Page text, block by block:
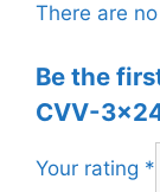
There are
Be the
CVV-
Your rating *